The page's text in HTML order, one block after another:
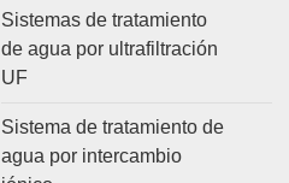
Sistemas de tratamiento
de agua por ultrafiltración
UF
Sistema de tratamiento de
agua por intercambio